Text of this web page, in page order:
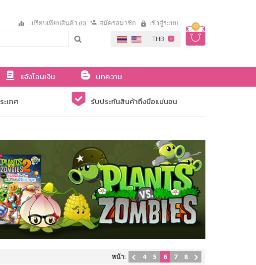
0
เปรียบเทียบสินค้า (0) สมัครสมาชิก เข้าสู่ระบบ
แจ้งโอนเงิน
บทความ
เทศ รับประกันสินค้าถึงมือแน่นอน
หน้า: 4 5 6 7 8